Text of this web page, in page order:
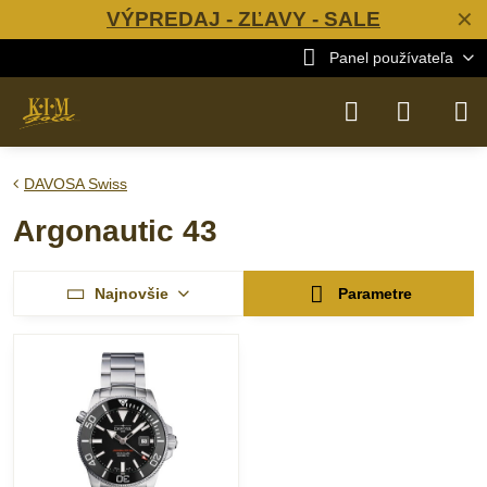
✕
VÝPREDAJ - ZĽAVY - SALE
Panel používateľa
DAVOSA Swiss
Argonautic 43
Najnovšie Parametre